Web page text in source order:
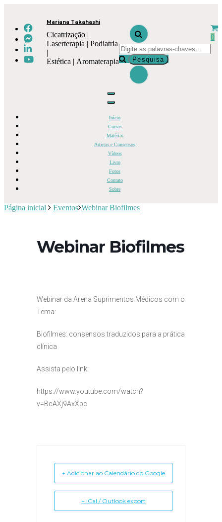
Mariana Takahashi
Cicatrização |
Laserterapia | Podiatria
|
Estética | Aromaterapia
0
Início
Cursos
Matérias
Artigos e Consensos
Vídeos
Livro
Fotos
Contato
Sobre
Página inicial Eventos Webinar Biofilmes
Webinar Biofilmes
Webinar da Arena Suprimentos Médicos com o
Tema:
Biofilmes: consensos traduzidos para a prática
clínica
Assista pelo link:
https://www.youtube.com/watch?
v=BcAXj9AxXpc
+ Adicionar ao Calendário do Google
+ iCal / Outlook export